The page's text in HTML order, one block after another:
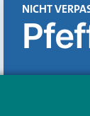
NICHT